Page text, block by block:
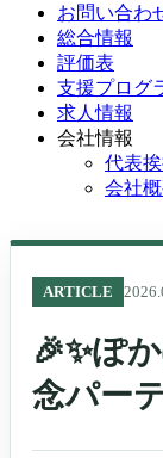
お問い合わ
総合情報
評価表
支援プログ
求人情報
会社情報
代表
会社
ARTICLE
🎉✨ぽ
念パー